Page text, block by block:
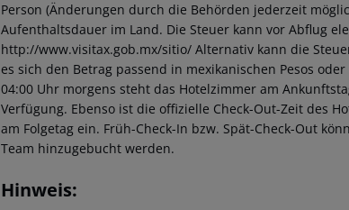
Person (Änderungen durch die Behörden jederzeit
Aufenthaltsdauer im Land. Die Steuer kann vor Abflug
http://www.visitax.gob.mx/sitio/ Alternativ kann die
es sich den Betrag passend in mexikanischen Pesos
04:00 Uhr morgens steht das Hotelzimmer am
Verfügung. Ebenso ist die offizielle Check-Out-Zeit des
am Folgetag ein. Früh-Check-In bzw. Spät-Check-Out
Team hinzugebucht werden.
Hinweis: